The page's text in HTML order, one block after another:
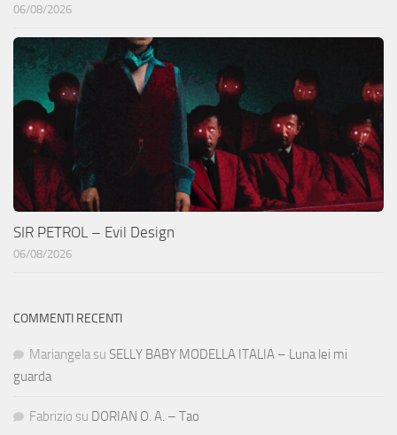
06/08/2026
SIR PETROL – Evil Design
06/08/2026
COMMENTI RECENTI
Mariangela su SELLY BABY MODELLA ITALIA – Luna lei mi
guarda
Fabrizio su DORIAN O. A. – Tao